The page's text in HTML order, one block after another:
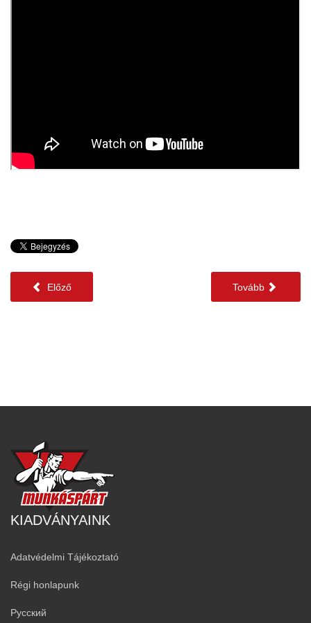
Előző Tovább
KIADVÁNYAINK
Adatvédelmi Tájékoztató
Régi honlapunk
Русский